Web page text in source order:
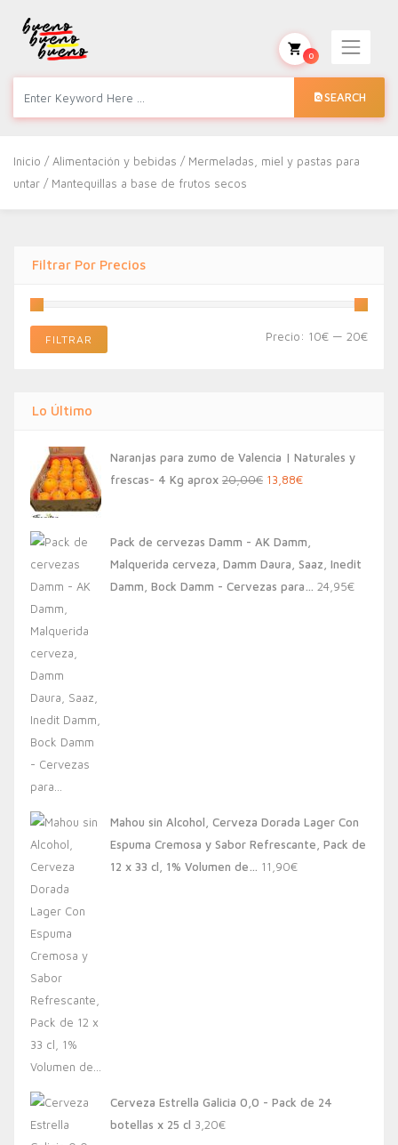
SEARCH
0
Inicio /Alimentación y bebidas / Mermeladas, miel y pastas para
untar / Mantequillas a base de frutos secos
Filtrar Por Precios
FILTRAR Precio: 10€ — 20€
Lo Último
Naranjas para zumo de Valencia | Naturales y
frescas- 4 Kg aprox 20,00€ El
era:
20,00€.
13,88€El
es:
13,88€.
Pack de cervezas Damm - AK Damm,
Malquerida cerveza, Damm Daura, Saaz, Inedit
Damm, Bock Damm - Cervezas para… 24,95€
Mahou sin Alcohol, Cerveza Dorada Lager Con
Espuma Cremosa y Sabor Refrescante, Pack de
12 x 33 cl, 1% Volumen de… 11,90€
Cerveza Estrella Galicia 0,0 - Pack de 24
botellas x 25 cl 3,20€